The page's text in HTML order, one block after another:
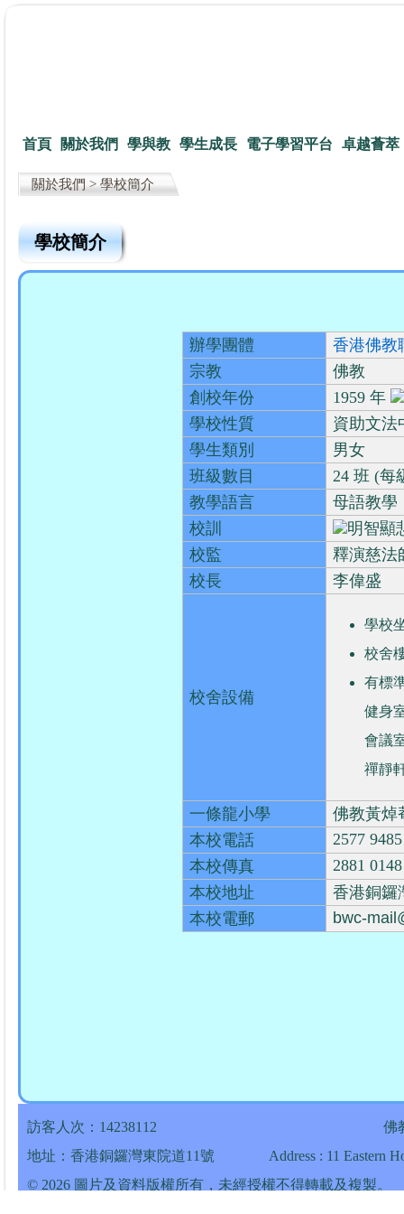
首頁 關於我們 學與教 學生成長 電子學習平台 卓越薈萃
關於我們 > 學校簡介
學校簡介
辦學團體
香港佛教
宗教
佛教
創校年份
1959 年
學校性質
資助文法
學生類別
男女
班級數目
24 班 (每
教學語言
母語教學
校訓
明智顯
校監
釋演慈法
校長
李偉盛
校舍設備
學校
校舍
有標
健身
會議
禪靜
一條龍小學
佛教黃焯
本校電話
2577 9485
本校傳真
2881 0148
本校地址
香港銅鑼
本校電郵
bwc-
訪客人次：14238112
佛
地址：香港銅鑼灣東院道11號
Address : 11 Eastern
© 2026 圖片及資料版權所有，未經授權不得轉載及複製。